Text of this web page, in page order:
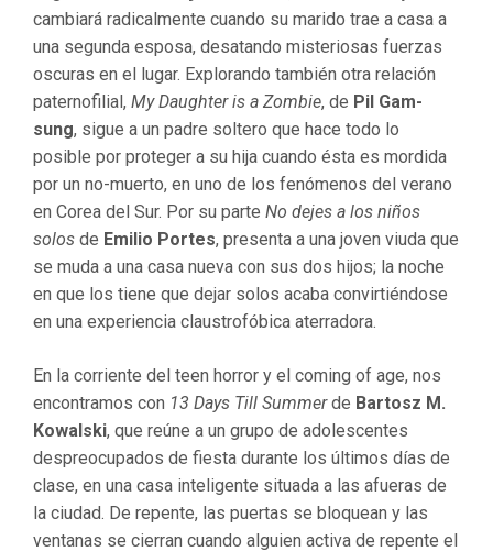
cambiará radicalmente cuando su marido trae a casa a
una segunda esposa, desatando misteriosas fuerzas
oscuras en el lugar. Explorando también otra relación
paternofilial, My Daughter is a Zombie, de Pil Gam-
sung, sigue a un padre soltero que hace todo lo
posible por proteger a su hija cuando ésta es mordida
por un no-muerto, en uno de los fenómenos del verano
en Corea del Sur. Por su parte No dejes a los niños
solos de Emilio Portes, presenta a una joven viuda que
se muda a una casa nueva con sus dos hijos; la noche
en que los tiene que dejar solos acaba convirtiéndose
en una experiencia claustrofóbica aterradora.
En la corriente del teen horror y el coming of age, nos
encontramos con 13 Days Till Summerde Bartosz M.
Kowalski, que reúne a un grupo de adolescentes
despreocupados de fiesta durante los últimos días de
clase, en una casa inteligente situada a las afueras de
la ciudad. De repente, las puertas se bloquean y las
ventanas se cierran cuando alguien activa de repente el